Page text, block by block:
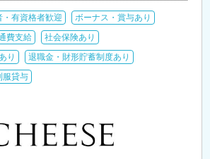
・有資格者歓迎
ボーナス・賞与あり
費支給
社会保険あり
り
退職金・財形貯蓄制度あり
服貸与